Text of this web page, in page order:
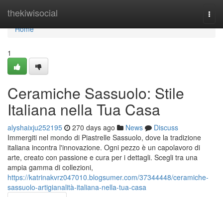
thekiwisocial
Home
Home
1
Ceramiche Sassuolo: Stile
Italiana nella Tua Casa
alyshaixju252195 270 days ago News
Discuss
Immergiti nel mondo di Piastrelle Sassuolo, dove la tradizione
italiana incontra l'innovazione. Ogni pezzo è un capolavoro di
arte, creato con passione e cura per i dettagli. Scegli tra una
ampia gamma di collezioni,
https://katrinakvrz047010.blogsumer.com/37344448/ceramiche-
sassuolo-artigianalità-italiana-nella-tua-casa